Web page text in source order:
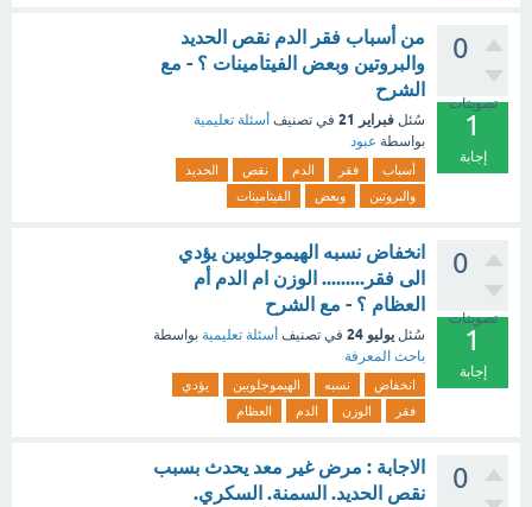
0
تصويتات
1
إجابة
من أسباب فقر الدم نقص الحديد
والبروتين وبعض الفيتامينات ؟ - مع
الشرح
سُئل فبراير 21 في تصنيف أسئلة تعليمية
بواسطة عبود
أسباب فقر الدم نقص
الحديد
والبروتين
وبعض الفيتامينات
0
تصويتات
1
إجابة
انخفاض نسبه الهيموجلوبين يؤدي
الى فقر......... الوزن ام الدم أم
العظام ؟ - مع الشرح
سُئل يوليو 24 في تصنيف أسئلة تعليمية بواسطة
باحث المعرفة
انخفاض نسبه الهيموجلوبين
يؤدي
فقر
الوزن الدم العظام
0
الاجابة : مرض غير معد يحدث بسبب
نقص الحديد. السمنة. السكري.